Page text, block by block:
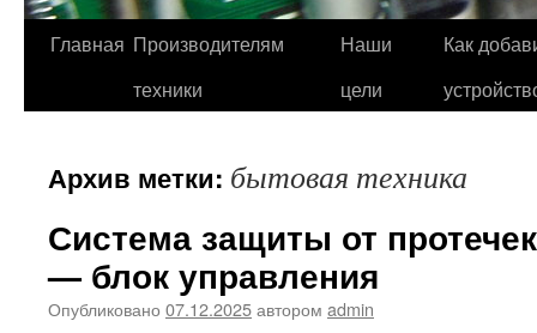
Главная Производителям
техники
Наши
цели
Как
Архив метки: бытовая техника
Система защиты от
— блок управления
Опубликовано 07.12.2025автором admin